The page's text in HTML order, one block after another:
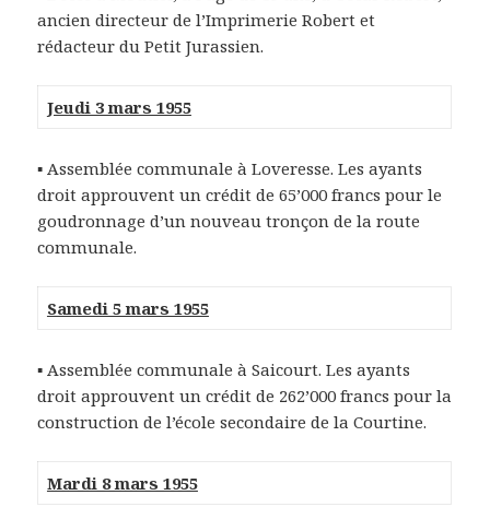
ancien directeur de l’Imprimerie Robert et
rédacteur du Petit Jurassien.
Jeudi 3 mars 1955
▪ Assemblée communale à Loveresse. Les ayants
droit approuvent un crédit de 65’000 francs pour le
goudronnage d’un nouveau tronçon de la route
communale.
Samedi 5 mars 1955
▪ Assemblée communale à Saicourt. Les ayants
droit approuvent un crédit de 262’000 francs pour la
construction de l’école secondaire de la Courtine.
Mardi 8 mars 1955